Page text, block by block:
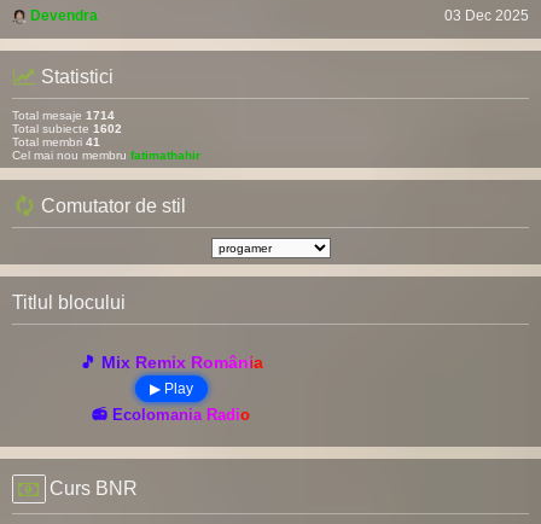
Devendra
03 Dec 2025
Statistici
Total mesaje 1714
Total subiecte 1602
Total membri 41
Cel mai nou membru fatimathahir
Comutator de stil
Titlul blocului
🎵 Mix Remix România
▶ Play
📻 Ecolomania Radio
Curs BNR